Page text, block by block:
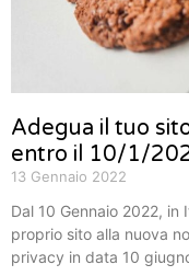
Adegua il tuo
entro il 10/1/
13 Gennaio 2022
Dal 10 Gennaio 2022,
proprio sito alla nuova
privacy in data 10